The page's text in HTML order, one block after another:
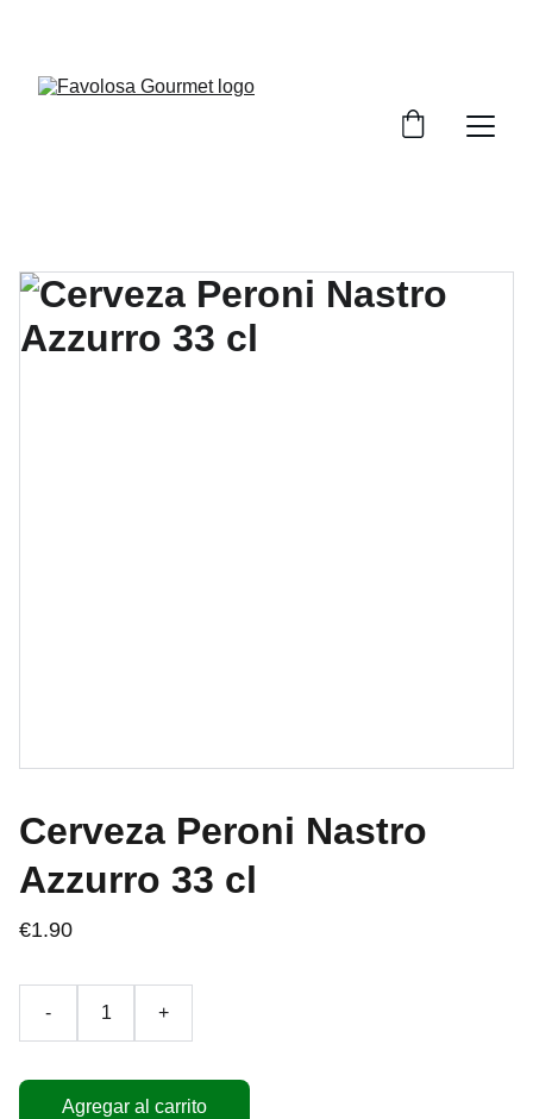
Cerveza Peroni Nastro
Azzurro 33 cl
€1.90
- +
Agregar al carrito